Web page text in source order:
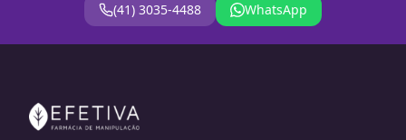
(41) 3035-4488
WhatsApp